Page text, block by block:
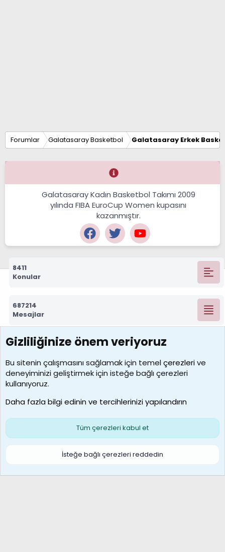
Forumlar Galatasaray Basketbol Galatasaray Erkek
Galatasaray Kadın Basketbol Takımı 2009
yılında FIBA EuroCup Women kupasını
kazanmıştır.
8411
Konular
687214
Mesajlar
7388
Kullanıcılar
borabekirogluu
Son üye
Çerezler
S
Gizliliğinize önem veriyoruz
Bu sitenin çalışmasını sağlamak için temelçerezlerive
deneyiminizi geliştirmek için isteğe bağlı çerezleri
kullanıyoruz.
Daha fazla bilgi edinin ve tercihlerinizi yapılandırın
Tüm çerezleri kabul et
İsteğe bağlı çerezleri reddedin